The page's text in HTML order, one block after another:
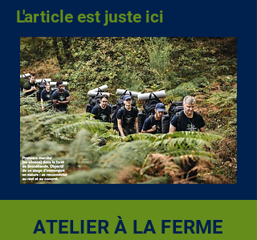
L'article est juste ici
ATELIER À LA FERME